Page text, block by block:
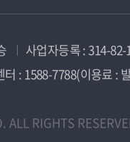
사업자등록 : 314-82-
터 : 1588-7788(이용료 :
RIGHTS